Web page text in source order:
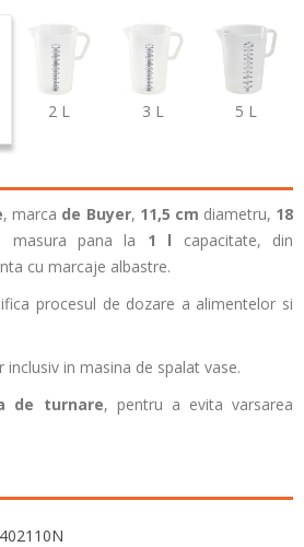
2 L 3 L 5 L
, marca de Buyer, 11,5 cm diametru, 18
masura pana la 1 l capacitate, din
cu marcaje albastre.
procesul de dozare a alimentelor si
in masina de spalat vase.
de turnare, pentru a evita varsarea
402110N